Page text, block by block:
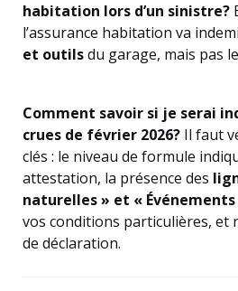
habitation lors d’un sinistre?
l’assurance habitation va
et outilsdu garage, mais pas
Comment savoir si je serai
crues de février 2026? Il faut
clés : le niveau de formule
attestation, la présence des
naturelles » et «
vos conditions particulières, et
de déclaration.